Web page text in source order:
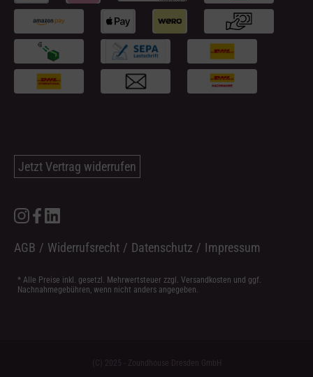
Jetzt Vertrag widerrufen
AGB / Widerrufsrecht / Datenschutz / Impressum
* Alle Preise inkl. gesetzl. Mehrwertsteuer zzgl. Versandkosten und ggf.
Nachnahmegebühren, wenn nicht anders angegeben.
(C) 2025 - Zoundhouse Dresden GmbH